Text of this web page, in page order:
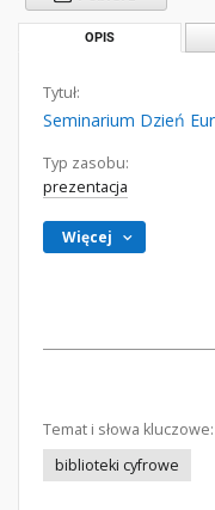
OPIS
Tytuł:
Seminarium Dzień
Typ zasobu:
prezentacja
Więcej
Temat i słowa kluczowe:
biblioteki cyfrowe